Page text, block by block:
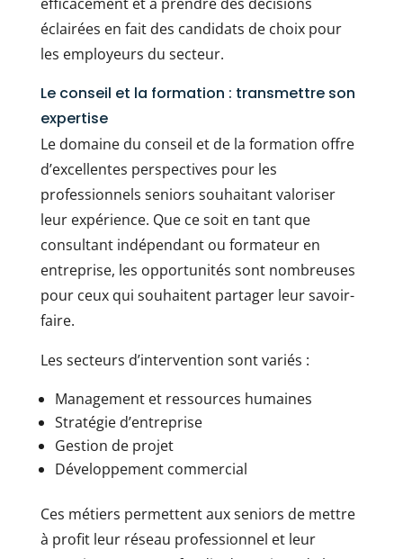
éclairées en fait des candidats de choix pour
les employeurs du secteur.
Le conseil et la formation : transmettre son
expertise
Le domaine du conseil et de la formation offre
d’excellentes perspectives pour les
professionnels seniors souhaitant valoriser
leur expérience. Que ce soit en tant que
consultant indépendant ou formateur en
entreprise, les opportunités sont nombreuses
pour ceux qui souhaitent partager leur savoir-
faire.
Les secteurs d’intervention sont variés :
Management et ressources humaines
Stratégie d’entreprise
Gestion de projet
Développement commercial
Ces métiers permettent aux seniors de mettre
à profit leur réseau professionnel et leur